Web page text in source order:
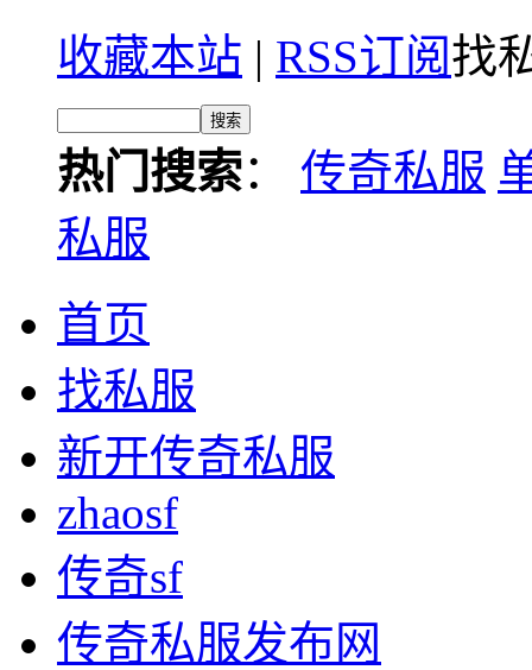
收藏本站 | RSS订阅找
热门搜索： 传奇私服
私服
首页
找私服
新开传奇私服
zhaosf
传奇sf
传奇私服发布网